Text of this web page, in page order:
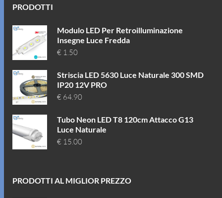
PRODOTTI
Modulo LED Per Retroilluminazione
Insegne Luce Fredda
€ 1.50
Striscia LED 5630 Luce Naturale 300 SMD
IP20 12V PRO
€ 64.90
Tubo Neon LED T8 120cm Attacco G13
Luce Naturale
€ 15.00
PRODOTTI AL MIGLIOR PREZZO